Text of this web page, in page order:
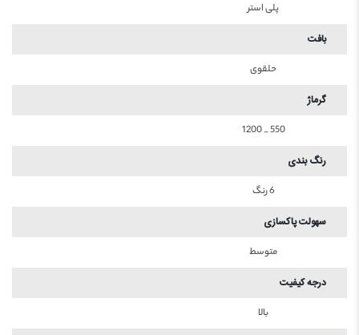
پلی استر
بافت
حلقوی
گرماژ
550 _ 1200
رنگ بندی
6 رنگ
سهولت پاکسازی
متوسط
درجه کیفیت
بالا